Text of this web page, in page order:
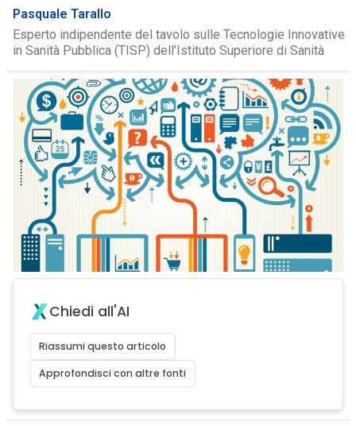
Pasquale Tarallo
Esperto indipendente del tavolo sulle Tecnologie Innovative
in Sanità Pubblica (TISP) dell’Istituto Superiore di Sanità
Chiedi all'AI
Riassumi questo articolo
Approfondisci con altre fonti